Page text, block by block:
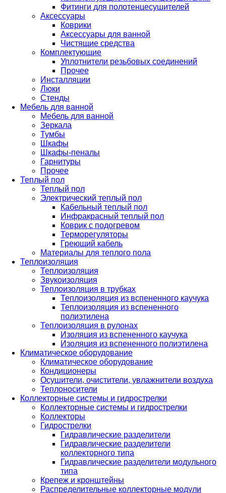
Фитинги для полотенцесушителей
Аксессуары
Коврики
Аксессуары для ванной
Чистящие средства
Комплектующие
Уплотнители резьбовых соединений
Прочее
Инсталляции
Люки
Стенды
Мебель для ванной
Мебель для ванной
Зеркала
Тумбы
Шкафы
Шкафы-пеналы
Гарнитуры
Прочее
Теплый пол
Теплый пол
Электрический теплый пол
Кабельный теплый пол
Инфракрасный теплый пол
Коврик с подогревом
Терморегуляторы
Греющий кабель
Материалы для теплого пола
Теплоизоляция
Теплоизоляция
Звукоизоляция
Теплоизоляция в трубках
Теплоизоляция из вспененного каучука
Теплоизоляция из вспененного
полиэтилена
Теплоизоляция в рулонах
Изоляция из вспененного каучука
Изоляция из вспененного полиэтилена
Климатическое оборудование
Климатическое оборудование
Кондиционеры
Осушители, очистители, увлажнители воздуха
Теплоносители
Коллекторные системы и гидрострелки
Коллекторные системы и гидрострелки
Коллекторы
Гидрострелки
Гидравлические разделители
Гидравлические разделители
коллекторного типа
Гидравлические разделители модульного
типа
Крепеж и кронштейны
Распределительные коллекторные модули